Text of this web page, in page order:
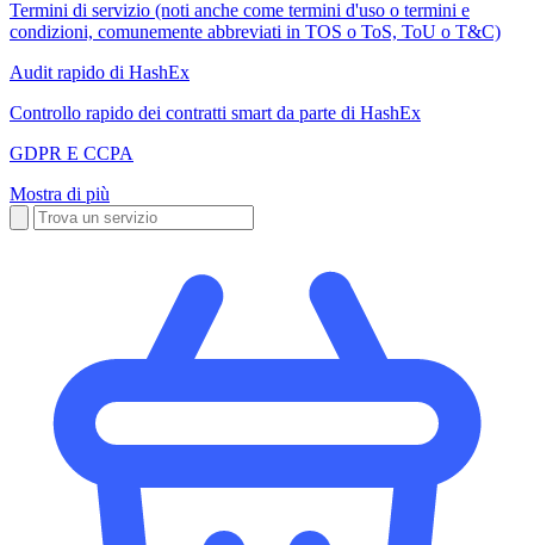
Termini di servizio (noti anche come termini d'uso o termini e
condizioni, comunemente abbreviati in TOS o ToS, ToU o T&C)
Audit rapido di HashEx
Controllo rapido dei contratti smart da parte di HashEx
GDPR E CCPA
Mostra di più